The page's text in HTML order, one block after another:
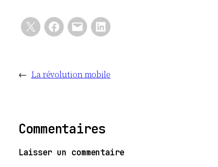
← La révolution mobile
Commentaires
Laisser un commentaire